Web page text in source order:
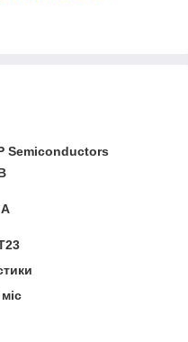
Semiconductors
А